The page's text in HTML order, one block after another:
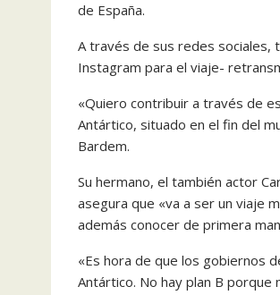
de España.
A través de sus redes sociales,
Instagram para el viaje-
«Quiero contribuir a través de
Antártico, situado en el fin del
Bardem.
Su hermano, el también actor
asegura que «va a ser un viaje
además conocer de primera
«Es hora de que los gobiernos
Antártico. No hay plan B